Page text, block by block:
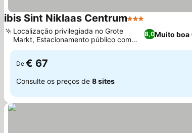
ibis Sint Niklaas Centrum3 Estrelas
8,0Muito boa
Localização privilegiada no Grote
Markt, Estacionamento público com
preço especial
De € 67
Consulte os preços de 8 sites